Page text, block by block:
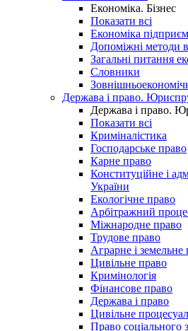
Економіка. Бізнес
Показати всі
Економіка
Допоміжні методи
Загальні питання
Словники
Держава і право.
Держава і право.
Показати всі
Криміналістика
Господарське право
Карне право
Конституційне і
України
Екологічне право
Арбітражний
Міжнародне право
Трудове право
Аграрне і земельне
Цивільне право
Кримінологія
Фінансове право
Держава і право
Цивільне
Право соціального